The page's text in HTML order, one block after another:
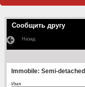
Сообщить другу
Назад
Immobile: Semi-
Имя